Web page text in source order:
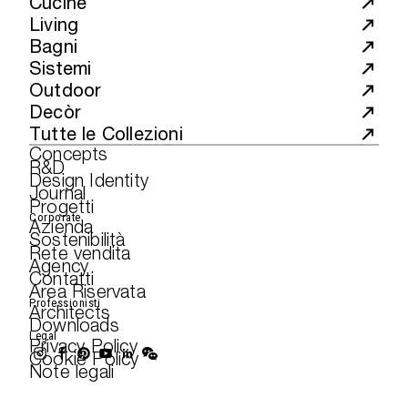
Cerca nel sito...
Living
Bagni
Sistemi
Outdoor
Decòr
Tutte le Collezioni
Concepts
R&D
Design Identity
Journal
Progetti
Corporate
Azienda
Sostenibilità
Rete vendita
Agency
Contatti
Area Riservata
Professionisti
Architects
Downloads
Legal
Privacy Policy
Cookie Policy
Note legali